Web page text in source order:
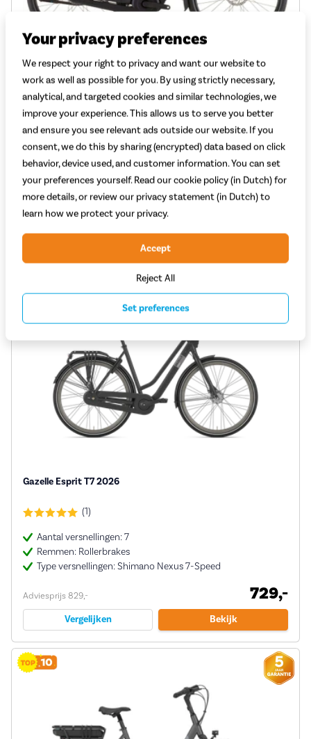
Cube Supreme Hybrid Comfort Se One 600 2026
Motor: Bosch Performance BES3
Kracht motor (Nm): 75
Type aandrijving: Ketting
Adviesprijs 2.699,- 2.399,-
Vergelijken Bekijk
Gazelle Esprit T7 2026
(1)
Aantal versnellingen: 7
Remmen: Rollerbrakes
Type versnellingen: Shimano Nexus 7-Speed
Adviesprijs 829,- 729,-
Vergelijken Bekijk
Your privacy preferences
We respect your right to privacy and want our website to
work as well as possible for you. By using strictly necessary,
analytical, and targeted cookies and similar technologies, we
improve your experience. This allows us to serve you better
and ensure you see relevant ads outside our website. If you
consent, we do this by sharing (encrypted) data based on click
behavior, device used, and customer information. You can set
your preferences yourself. Read our cookie policy (in Dutch) for
more details, or review our privacy statement (in Dutch) to
learn how we protect your privacy.
Reject All
Accept
Set preferences